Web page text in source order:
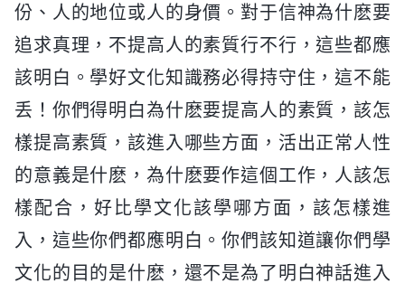
份、人的地位或人的身價。對于信神為什麽要
追求真理，不提高人的素質行不行，這些都應
該明白。學好文化知識務必得持守住，這不能
丢！你們得明白為什麽要提高人的素質，該怎
樣提高素質，該進入哪些方面，活出正常人性
的意義是什麽，為什麽要作這個工作，人該怎
樣配合，好比學文化該學哪方面，該怎樣進
入，這些你們都應明白。你們該知道讓你們學
文化的目的是什麽，還不是為了明白神話進入